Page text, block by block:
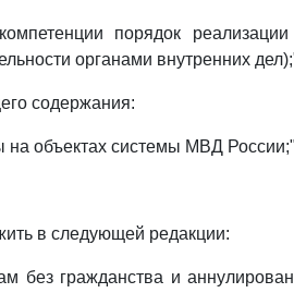
порядок
органами внутренних
содержания:
на объектах системы МВД
в следующей редакции:
без гражданства и